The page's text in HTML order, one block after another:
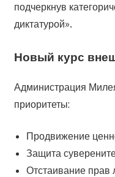
подчеркнув
диктатурой».
Новый курс
Администрация
приоритеты:
Продвижение
Защита
Отстаивание прав